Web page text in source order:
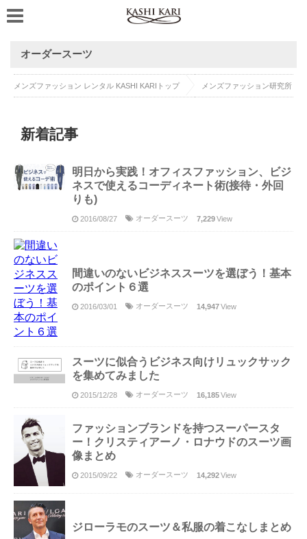
オーダースーツ
メンズファッション レンタル KASHI KARIトップ メンズファッション研究所
新着記事
明日から実践！オフィスファッション、ビジ
ネスで使えるコーディネート術(接待・外回
りも)
2016/08/27 オーダースーツ 7,229View
間違いのないビジネススーツを選ぼう！基本
のポイント６選
2016/03/01 オーダースーツ 14,947View
スーツに似合うビジネス向けリュックサック
を集めてみました
2015/12/28 オーダースーツ 16,185View
ファッションブランドを持つスーパースタ
ー！クリスティアーノ・ロナウドのスーツ画
像まとめ
2015/09/22 オーダースーツ 14,292View
ジローラモのスーツ＆私服の着こなしまとめ